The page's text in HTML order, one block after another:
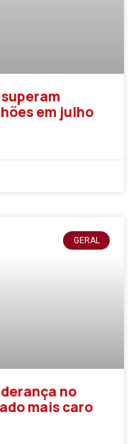
em julho
GERAL
no
mais caro